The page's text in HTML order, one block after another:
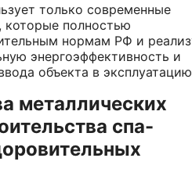
только современные
которые полностью
нормам РФ и
энергоэффективность и
объекта в
металлических
спа-